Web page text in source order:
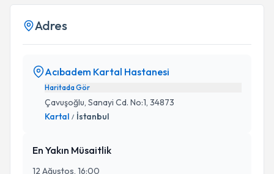
Adres
Acıbadem Kartal Hastanesi
Haritada Gör
Çavuşoğlu, Sanayi Cd. No:1, 34873
Kartal / İstanbul
En Yakın Müsaitlik
12 Ağustos, 16:00